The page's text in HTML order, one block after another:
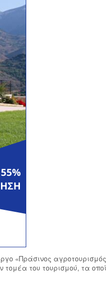
«Πράσινος
του τουρισμού, τα